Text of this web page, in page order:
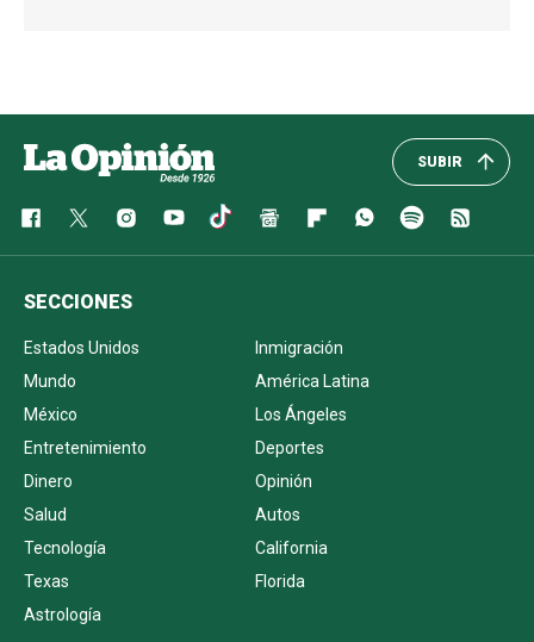
SUBIR
SECCIONES
Estados Unidos
Inmigración
Mundo
América Latina
México
Los Ángeles
Entretenimiento
Deportes
Dinero
Opinión
Salud
Autos
Tecnología
California
Texas
Florida
Astrología